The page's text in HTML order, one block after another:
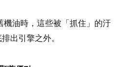
機油時，這些被「抓住」的汙
出引擎之外。